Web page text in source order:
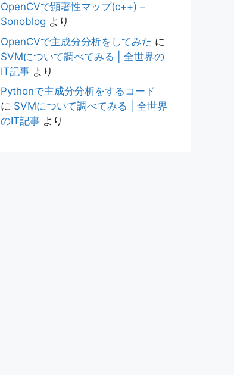
OpenCVで顕著性マップ(c++) –
Sonoblog より
OpenCVで主成分分析をしてみた に
SVMについて調べてみる | 全世界の
IT記事 より
Pythonで主成分分析をするコード
に SVMについて調べてみる | 全世界
のIT記事 より